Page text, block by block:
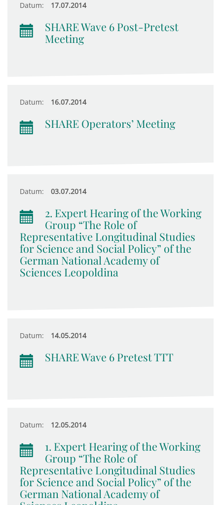
Datum: 17.07.2014
SHARE Wave 6 Post-Pretest
Meeting
Datum: 16.07.2014
SHARE Operators’ Meeting
Datum: 03.07.2014
2. Expert Hearing of the Working
Group “The Role of
Representative Longitudinal Studies
for Science and Social Policy” of the
German National Academy of
Sciences Leopoldina
Datum: 14.05.2014
SHARE Wave 6 Pretest TTT
Datum: 12.05.2014
1. Expert Hearing of the Working
Group “The Role of
Representative Longitudinal Studies
for Science and Social Policy” of the
German National Academy of